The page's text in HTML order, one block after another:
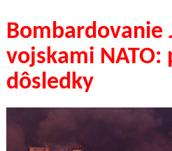
Bombardovanie
vojskami NATO:
dôsledky